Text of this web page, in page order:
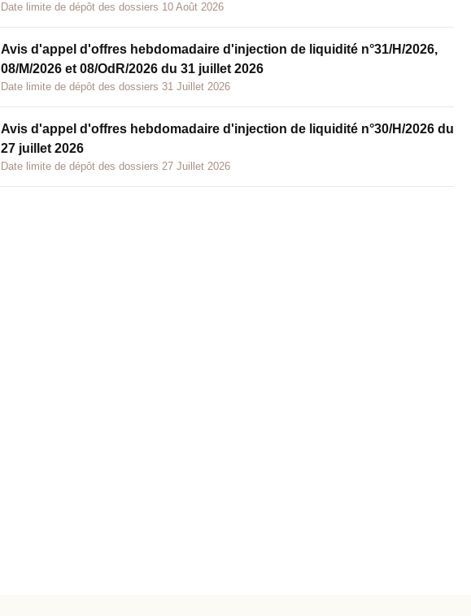
Date limite de dépôt des dossiers 10 Août 2026
Avis d'appel d'offres hebdomadaire d'injection de liquidité n°31/H/2026,
08/M/2026 et 08/OdR/2026 du 31 juillet 2026
Date limite de dépôt des dossiers 31 Juillet 2026
Avis d'appel d'offres hebdomadaire d'injection de liquidité n°30/H/2026 du
27 juillet 2026
Date limite de dépôt des dossiers 27 Juillet 2026